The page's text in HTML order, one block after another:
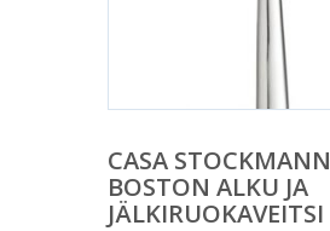
CASA STOCKMANN
BOSTON ALKU JA
JÄLKIRUOKAVEITSI